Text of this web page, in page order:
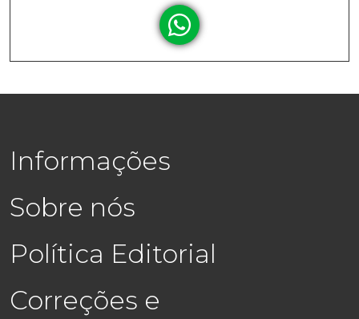
Informações
Sobre nós
Política Editorial
Correções e